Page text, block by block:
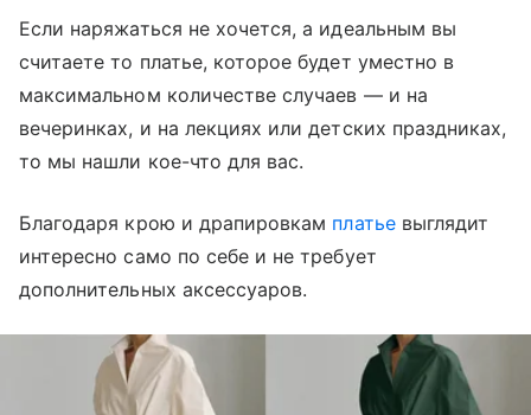
Если наряжаться не хочется, а идеальным вы
считаете то платье, которое будет уместно в
максимальном количестве случаев —и на
вечеринках, и на лекциях или детских праздниках,
то мы нашли кое-что для вас.
Благодаря крою и драпировкам платьевыглядит
интересно само по себе и не требует
дополнительных аксессуаров.